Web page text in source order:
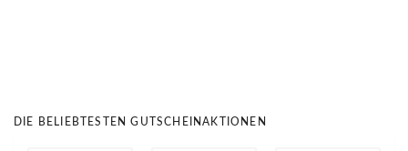
DIE BELIEBTESTEN GUTSCHEINAKTIONEN